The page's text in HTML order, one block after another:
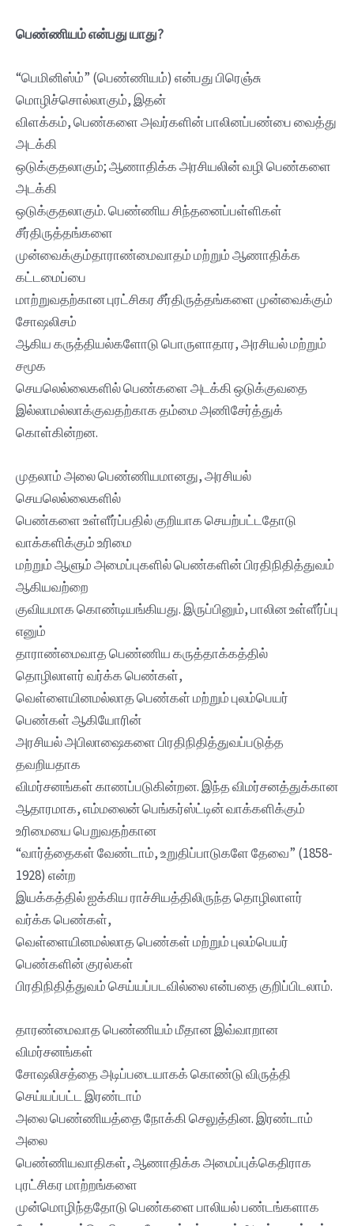
பெண்ணியம் என்பது யாது?
“பெமினிஸ்ம்” (பெண்ணியம்) என்பது பிரெஞ்சு
மொழிச்சொல்லாகும், இதன்
விளக்கம், பெண்களை அவர்களின் பாலினப்பண்பை வைத்து
அடக்கி
ஒடுக்குதலாகும்; ஆணாதிக்க அரசியலின் வழி பெண்களை
அடக்கி
ஒடுக்குதலாகும். பெண்ணிய சிந்தனைப்பள்ளிகள்
சீர்திருத்தங்களை
முன்வைக்கும்தாராண்மைவாதம் மற்றும் ஆணாதிக்க
கட்டமைப்பை
மாற்றுவதற்கான புரட்சிகர சீர்திருத்தங்களை முன்வைக்கும்
சோஷலிசம்
ஆகிய கருத்தியல்களோடு பொருளாதார, அரசியல் மற்றும்
சமூக
செயலெல்லைகளில் பெண்களை அடக்கி ஒடுக்குவதை
இல்லாமல்லாக்குவதற்காக தம்மை அணிசேர்த்துக்
கொள்கின்றன.
முதலாம் அலை பெண்ணியமானது, அரசியல்
செயலெல்லைகளில்
பெண்களை உள்ளீர்ப்பதில் குறியாக செயற்பட்டதோடு
வாக்களிக்கும் உரிமை
மற்றும் ஆளும் அமைப்புகளில் பெண்களின் பிரதிநிதித்துவம்
ஆகியவற்றை
குவியமாக கொண்டியங்கியது. இருப்பினும், பாலின உள்ளீர்ப்பு
எனும்
தாராண்மைவாத பெண்ணிய கருத்தாக்கத்தில்
தொழிலாளர் வர்க்க பெண்கள்,
வெள்ளையினமல்லாத பெண்கள் மற்றும் புலம்பெயர்
பெண்கள் ஆகியோரின்
அரசியல் அபிலாஷைகளை பிரதிநிதித்துவப்படுத்த
தவறியதாக
விமர்சனங்கள் காணப்படுகின்றன. இந்த விமர்சனத்துக்கான
ஆதாரமாக, எம்மலைன் பெங்கர்ஸ்ட்டின் வாக்களிக்கும்
உரிமையை பெறுவதற்கான
“வார்த்தைகள் வேண்டாம், உறுதிப்பாடுகளே தேவை” (1858-
1928) என்ற
இயக்கத்தில் ஐக்கிய ராச்சியத்திலிருந்த தொழிலாளர்
வர்க்க பெண்கள்,
வெள்ளையினமல்லாத பெண்கள் மற்றும் புலம்பெயர்
பெண்களின் குரல்கள்
பிரதிநிதித்துவம் செய்யப்படவில்லை என்பதை குறிப்பிடலாம்.
தாரண்மைவாத பெண்ணியம் மீதான இவ்வாறான
விமர்சனங்கள்
சோஷலிசத்தை அடிப்படையாகக் கொண்டு விருத்தி
செய்யப்பட்ட இரண்டாம்
அலை பெண்ணியத்தை நோக்கி செலுத்தின. இரண்டாம்
அலை
பெண்ணியவாதிகள், ஆணாதிக்க அமைப்புக்கெதிராக
புரட்சிகர மாற்றங்களை
முன்மொழிந்ததோடு பெண்களை பாலியல் பண்டங்களாக